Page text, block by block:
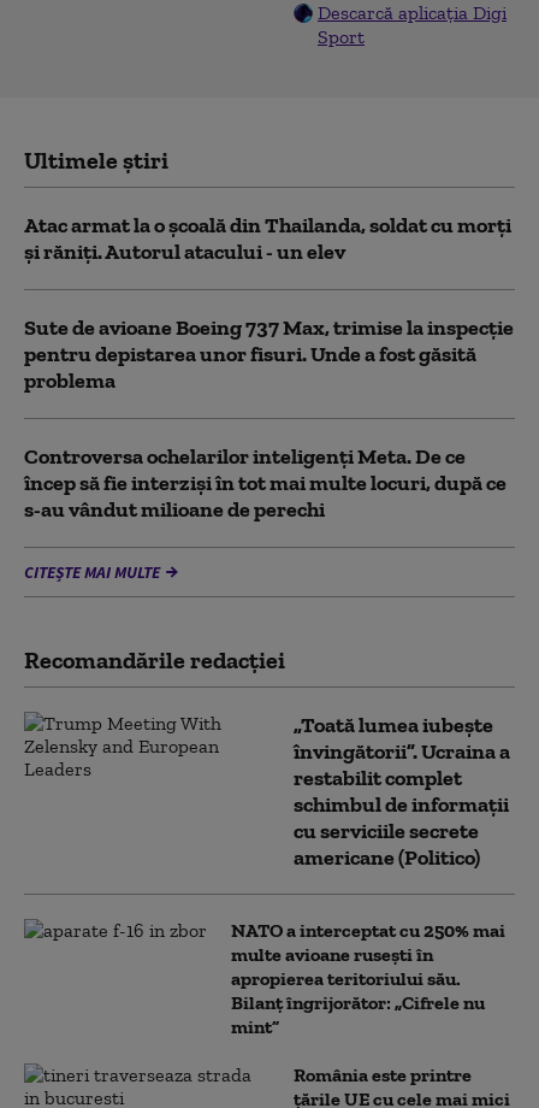
Descarcă aplicația Digi
Sport
Ultimele știri
Atac armat la o şcoală din Thailanda, soldat cu morţi
şi răniţi. Autorul atacului - un elev
Sute de avioane Boeing 737 Max, trimise la inspecție
pentru depistarea unor fisuri. Unde a fost găsită
problema
Controversa ochelarilor inteligenți Meta. De ce
încep să fie interziși în tot mai multe locuri, după ce
s-au vândut milioane de perechi
CITEȘTE MAI MULTE
Recomandările redacţiei
„Toată lumea iubește
învingătorii”. Ucraina a
restabilit complet
schimbul de informații
cu serviciile secrete
americane (Politico)
NATO a interceptat cu 250% mai
multe avioane rusești în
apropierea teritoriului său.
Bilanț îngrijorător: „Cifrele nu
mint”
România este printre
țările UE cu cele mai mici